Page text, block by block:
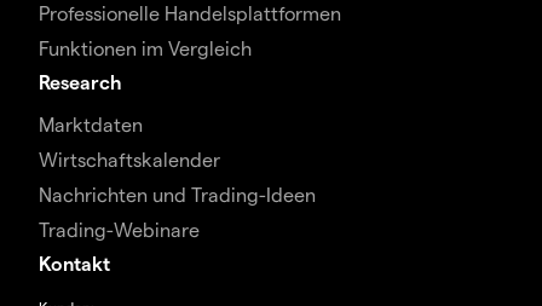
Professionelle Handelsplattformen
Funktionen im Vergleich
Research
Marktdaten
Wirtschaftskalender
Nachrichten und Trading-Ideen
Trading-Webinare
Kontakt